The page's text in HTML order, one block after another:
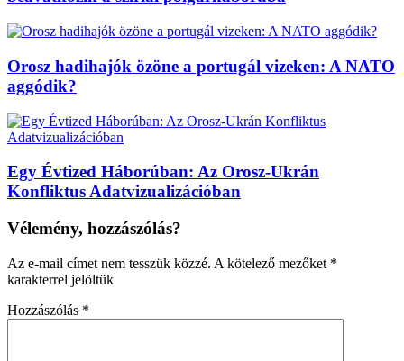
Orosz hadihajók özöne a portugál vizeken: A NATO
aggódik?
Egy Évtized Háborúban: Az Orosz-Ukrán
Konfliktus Adatvizualizációban
Vélemény, hozzászólás?
Az e-mail címet nem tesszük közzé. A kötelező mezőket *
karakterrel jelöltük
Hozzászólás *